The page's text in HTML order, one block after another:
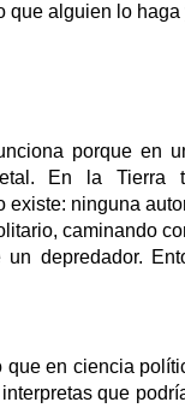
alguien lo haga
porque en
En la Tierra
ninguna
caminando
depredador.
en ciencia
que